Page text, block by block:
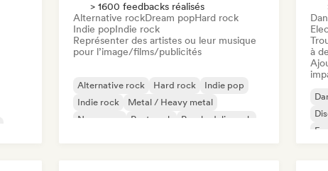
> 1600 feedbacks réalisés
Alternative rockDream popHard rock
Indie popIndie rock
Représenter des artistes ou leur musique
pour l’image/films/publicités
Alternative rock Hard rock
Indie pop
Indie rock
Metal / Heavy metal
New wave
Post punk Psychedelic rock
à